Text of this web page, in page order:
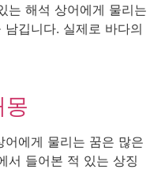
는 해석 상어에게 물리는
깁니다. 실제로 바다의
에게 물리는 꿈은 많은
서 들어본 적 있는 상징